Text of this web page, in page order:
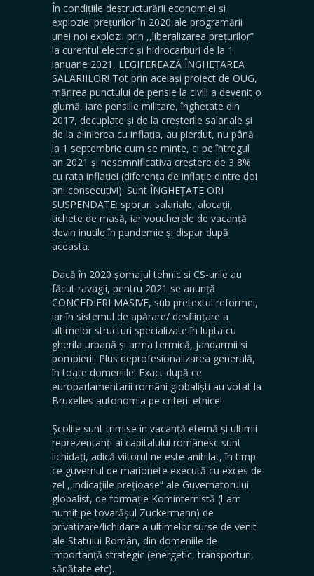
În condițiile destructurării economiei și
exploziei prețurilor în 2020,ale programării
unei noi explozii prin ,,liberalizarea prețurilor”
la curentul electric și hidrocarburi de la 1
ianuarie 2021, LEGIFEREAZĂ ÎNGHEȚAREA
SALARIILOR! Tot prin același proiect de OUG,
mărirea punctului de pensie la civili a devenit o
glumă, iare pensiile militare, înghețate din
2017, decuplate și de la creșterile salariale și
de la alinierea cu inflația, au pierdut, nu până
la 1 septembrie cum se minte, ci pe întregul
an 2021 și nesemnificativa creștere de 3,8%
cu rata inflației (diferența de inflație dintre doi
ani consecutivi). Sunt ÎNGHEȚATE ORI
SUSPENDATE: sporuri salariale, alocații,
tichete de masă, iar voucherele de vacanță
devin inutile în pandemie și dispar după
aceasta.
Dacă în 2020 șomajul tehnic și CS-urile au
făcut ravagii, pentru 2021 se anunță
CONCEDIERI MASIVE, sub pretextul reformei,
iar în sistemul de apărare/ desființare a
ultimelor structuri specializate în lupta cu
gherila urbană și arma termică, jandarmii și
pompierii. Plus deprofesionalizarea generală,
în toate domeniile! Exact după ce
europarlamentarii români globaliști au votat la
Bruxelles autonomia pe criterii etnice!
Școlile sunt trimise în vacanță eternă și ultimii
reprezentanți ai capitalului românesc sunt
lichidați, adică viitorul ne este anihilat, în timp
ce guvernul de marionete execută cu exces de
zel ,,indicațiile prețioase” ale Guvernatorului
globalist, de formație Kominternistă (l-am
numit pe tovarășul Zuckermann) de
privatizare/lichidare a ultimelor surse de venit
ale Statului Român, din domeniile de
importanță strategic (energetic, transporturi,
sănătate etc).